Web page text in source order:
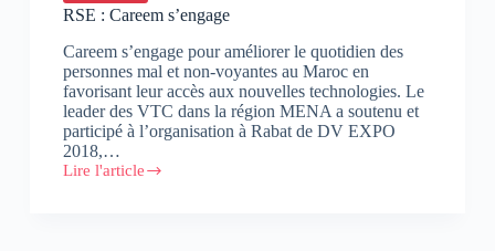
RSE : Careem s’engage
Careem s’engage pour améliorer le quotidien des
personnes mal et non-voyantes au Maroc en
favorisant leur accès aux nouvelles technologies. Le
leader des VTC dans la région MENA a soutenu et
participé à l’organisation à Rabat de DV EXPO
2018,…
Lire l'article
RSE